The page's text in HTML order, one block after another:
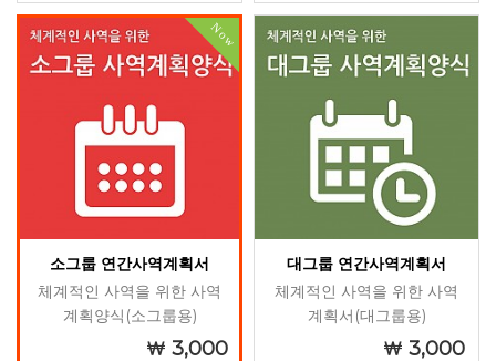
Now
소그룹 연간사역계획서
체계적인 사역을 위한 사역
계획양식(소그룹용)
3,000
대그룹 연간사역계획서
체계적인 사역을 위한 사역
계획서(대그룹용)
3,000